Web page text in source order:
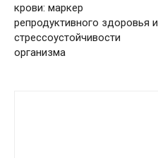
крови: маркер
репродуктивного здоровья и
стрессоустойчивости
организма